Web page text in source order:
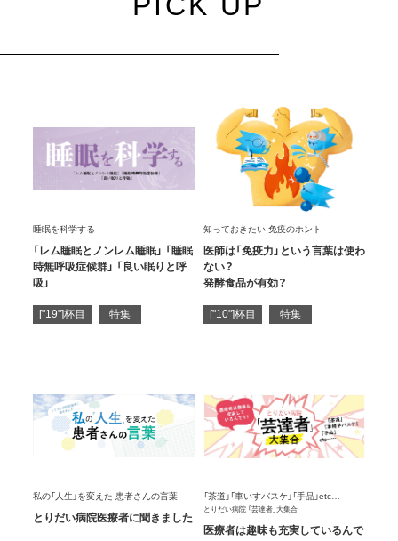
睡眠を科学する
「レム睡眠とノンレム睡眠」 「睡眠
時無呼吸症候群」 「良い眠りと呼
吸」
["19"]杯目 特集
知っておきたい 免疫のホント
医師は「免疫力」という言葉は使わ
ない？
発酵食品が有効？
["10"]杯目 特集
私の「人生」を変えた 患者さんの言葉
とりだい病院医療者に聞きました
「茶道」「車いすバスケ」「手品」etc…
とりだい病院 「芸達者」大集合
医療者は趣味も充実しているんで